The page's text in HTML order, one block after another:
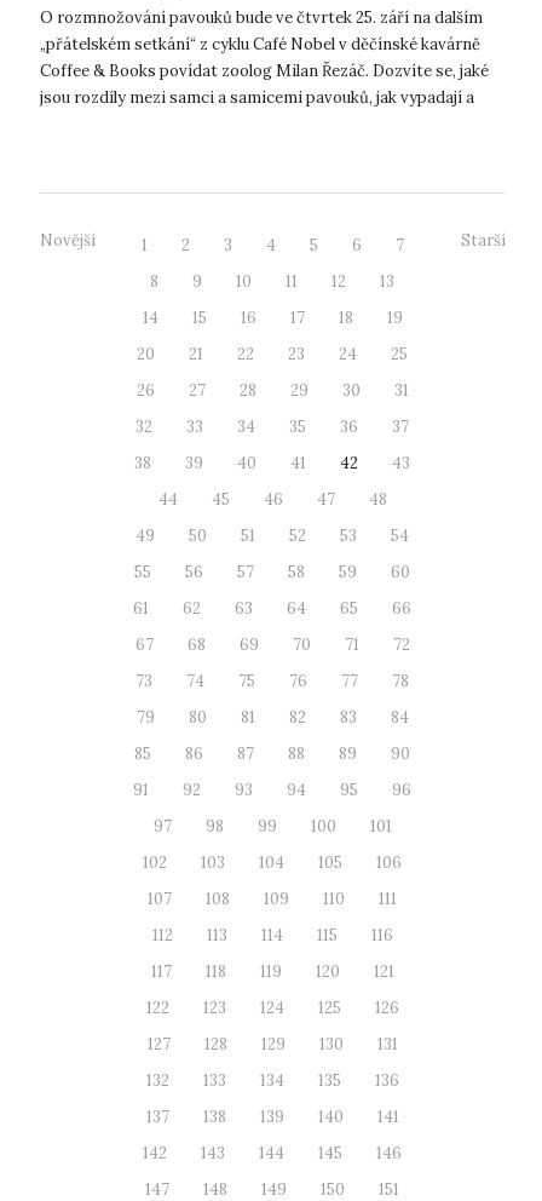
O rozmnožování pavouků bude ve čtvrtek 25. září na dalším
„přátelském setkání“ z cyklu Café Nobel v děčínské kavárně
Coffee & Books povídat zoolog Milan Řezáč. Dozvíte se, jaké
jsou rozdíly mezi samci a samicemi pavouků, jak vypadají a
Novější 1 2 3 4 5 6
7
8
9 10 11 12
13
14
15 16 17 18
19
20
21 22 23 24
25
26
27 28 29 30
31
32
33 34 35 36
37
38
39 40 41 42
43
44
45 46 47
48
49
50 51 52 53
54
55
56 57 58 59
60
61
62 63 64 65
66
67
68 69 70 71
72
73
74 75 76 77
78
79
80 81 82 83
84
85
86 87 88 89
90
91
92 93 94 95
96
97
98 99 100
101
102
103 104 105
106
107
108 109 110
111
112
113 114 115
116
117
118 119 120
121
122
123 124 125
126
127
128 129 130
131
132
133 134 135
136
137
138 139 140
141
142
143 144 145
146
147
148 149 150
151
Starší